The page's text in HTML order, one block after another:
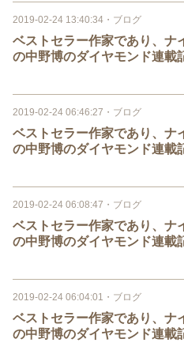
2019-02-24 13:40:34 ・ ブログ
ベストセラー作家であり、ナ
の中野博のダイヤモンド連載
2019-02-24 06:46:27 ・ ブログ
ベストセラー作家であり、ナ
の中野博のダイヤモンド連載
2019-02-24 06:08:47 ・ ブログ
ベストセラー作家であり、ナ
の中野博のダイヤモンド連載
2019-02-24 06:04:01 ・ ブログ
ベストセラー作家であり、ナ
の中野博のダイヤモンド連載